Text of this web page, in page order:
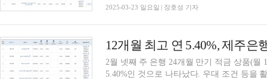
2025-03-23 일요일 | 장호성 기자
2월 넷째 주 은행 24개월 만기 적금 상품(월
5.40%인 것으로 나타났다. 우대 조건 등을